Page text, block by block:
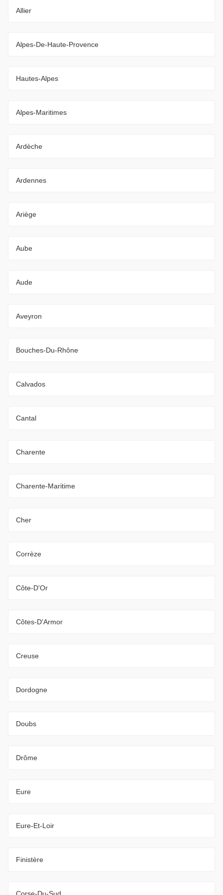
Allier
Alpes-De-Haute-Provence
Hautes-Alpes
Alpes-Maritimes
Ardèche
Ardennes
Ariège
Aube
Aude
Aveyron
Bouches-Du-Rhône
Calvados
Cantal
Charente
Charente-Maritime
Cher
Corrèze
Côte-D'Or
Côtes-D'Armor
Creuse
Dordogne
Doubs
Drôme
Eure
Eure-Et-Loir
Finistère